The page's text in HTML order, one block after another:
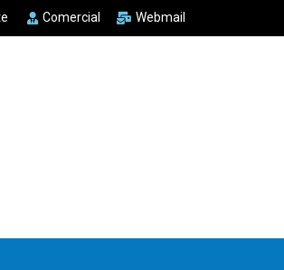
Comercial Webmail